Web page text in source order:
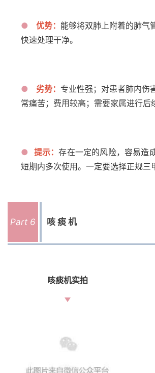
● 优势： 能够将双肺上附着的肺气
快速处理干净。
● 劣势： 专业性强；对患者肺内伤
常痛苦；费用较高；需要家属进行后
● 提示：存在一定的风险，容易造
短期内多次使用。一定要选择正规三
Part 6 咳痰机
咳痰机实拍